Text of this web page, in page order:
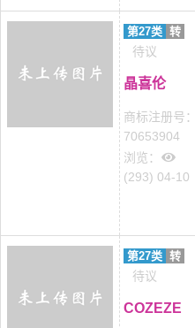
第27类 转
待议
晶喜伦
商标注册号：
70653904
浏览：
(293) 04-10
第27类 转
待议
COZEZE